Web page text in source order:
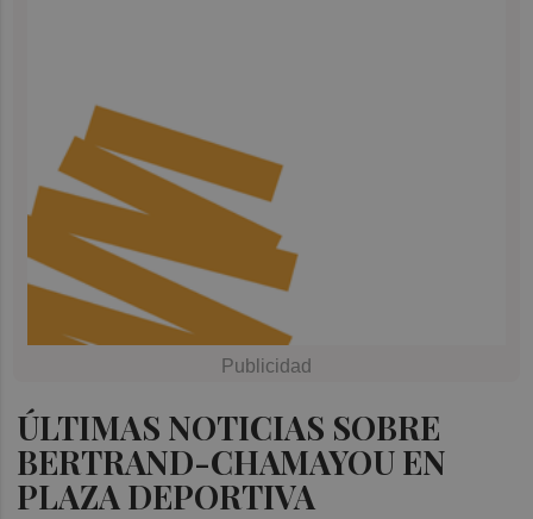
ÚLTIMAS NOTICIAS SOBRE
BERTRAND-CHAMAYOU EN
PLAZA DEPORTIVA